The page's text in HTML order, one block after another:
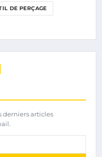
DE PERÇAGE
derniers articles